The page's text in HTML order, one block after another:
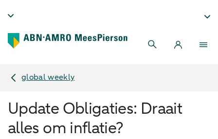
global weekly
Update Obligaties: Draait
alles om inflatie?